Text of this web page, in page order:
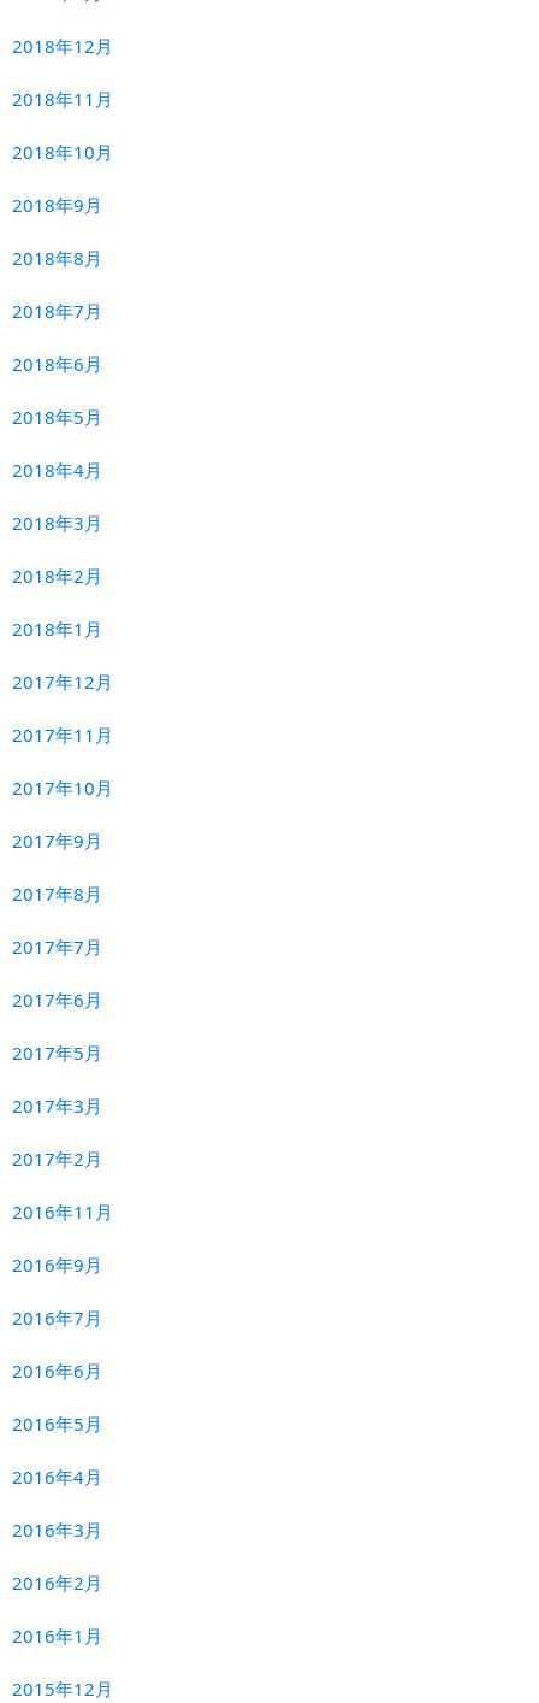
2018年12月
2018年11月
2018年10月
2018年9月
2018年8月
2018年7月
2018年6月
2018年5月
2018年4月
2018年3月
2018年2月
2018年1月
2017年12月
2017年11月
2017年10月
2017年9月
2017年8月
2017年7月
2017年6月
2017年5月
2017年3月
2017年2月
2016年11月
2016年9月
2016年7月
2016年6月
2016年5月
2016年4月
2016年3月
2016年2月
2016年1月
2015年12月